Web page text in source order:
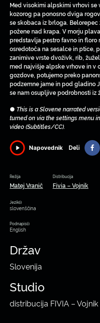
Med visokimi alpskimi vrhovi se
kozorog pa ponosno dviga
se skobaca iz brloga.
požene nad krapa. V morju
predstavlja pestro favno in floro
osredotoča na sesalce in ptice,
zanimive vrste dvoživk, rib,
med najvišje alpske vrhove in v
gozdove, potujemo preko
podzemne jame in pod gladino
se nam osupljive podrobnosti iz
● This is a Slovene narrated
turned on via the settings menu
video (Subtitles/CC).
Napovednik Deli
Režija
Matej Vranič
Distribucija
Fivia – Vojnik
Jezik(i)
slovenščina
Podnapis(i)
English
Držav
Slovenija
Studio
distribucija FIVIA – Vojnik